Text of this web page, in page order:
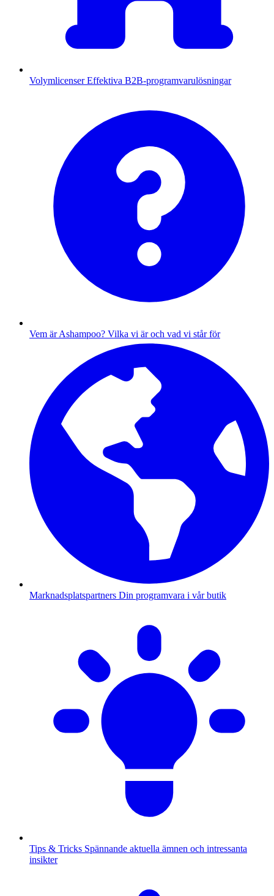
Volymlicenser Effektiva B2B-programvarulösningar
Vem är Ashampoo? Vilka vi är och vad vi står för
Marknadsplatspartners Din programvara i vår butik
Tips & Tricks Spännande aktuella ämnen och intressanta
insikter